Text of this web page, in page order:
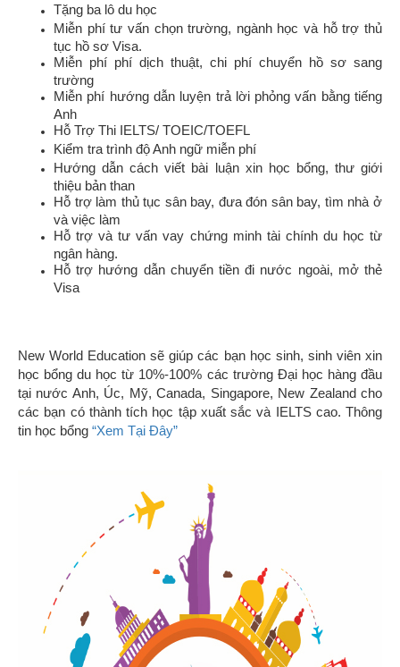
Tặng ba lô du học
Miễn phí tư vấn chọn trường, ngành học và hỗ trợ thủ
tục hồ sơ Visa.
Miễn phí phí dịch thuật, chi phí chuyển hồ sơ sang
trường
Miễn phí hướng dẫn luyện trả lời phỏng vấn bằng tiếng
Anh
Hỗ Trợ Thi IELTS/ TOEIC/TOEFL
Kiểm tra trình độ Anh ngữ miễn phí
Hướng dẫn cách viết bài luận xin học bổng, thư giới
thiệu bản than
Hỗ trợ làm thủ tục sân bay, đưa đón sân bay, tìm nhà ở
và việc làm
Hỗ trợ và tư vấn vay chứng minh tài chính du học từ
ngân hàng.
Hỗ trợ hướng dẫn chuyển tiền đi nước ngoài, mở thẻ
Visa
New World Education sẽ giúp các bạn học sinh, sinh viên xin
học bổng du học từ 10%-100% các trường Đại học hàng đầu
tại nước Anh, Úc, Mỹ, Canada, Singapore, New Zealand cho
các bạn có thành tích học tập xuất sắc và IELTS cao. Thông
tin học bổng “Xem Tại Đây”